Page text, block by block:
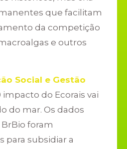
que facilitam
da competição
e outros
Social e Gestão
impacto do Ecorais vai
do mar. Os dados
foram
para subsidiar a